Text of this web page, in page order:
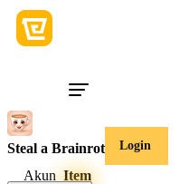
Login
Steal a Brainrot
Akun Item